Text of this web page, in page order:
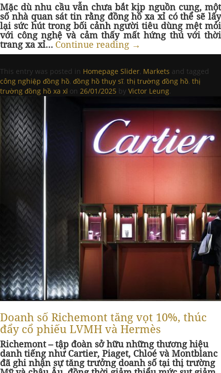
Mặc dù nhu cầu vẫn chưa bắt kịp nguồn cung, một
số nhà quan sát tin rằng đồng hồ xa xỉ có thể sẽ lấy
lại sức hút trong bối cảnh người tiêu dùng mệt mỏi
với công nghệ và cảm thấy mất hứng thú với thời
trang xa xỉ… Continue reading →
This entry was posted in Homepage Slider, Markets and tagged
công nghiệp đồng hồ, đồng hồ thụy sĩ, thị trường đồng hồ, thị
trường đồng hồ xa xỉ on 26/01/2025 by Victor Leung.
Doanh số Richemont tăng vọt 10%, thúc
đẩy cổ phiếu LVMH và Hermès
Richemont – tập đoàn sở hữu những thương hiệu
danh tiếng như Cartier, Piaget, Chloé và Montblanc
đã ghi nhận sự tăng trưởng doanh số tại thị trường